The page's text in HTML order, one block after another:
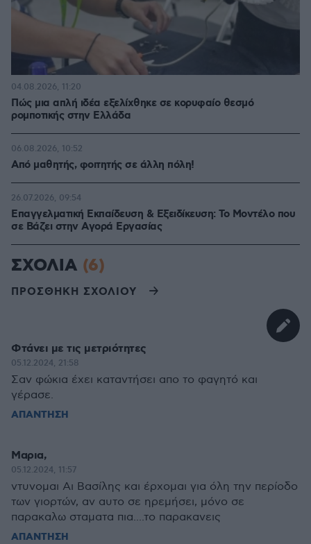
Πώς μια απλή ιδέα εξελίχθηκε σε κορυφαίο θεσμό
ρομποτικής στην Ελλάδα
04.08.2026, 11:20
Από μαθητής, φοιτητής σε άλλη πόλη!
06.08.2026, 10:52
Επαγγελματική Εκπαίδευση & Εξειδίκευση: Το Mοντέλο που
σε Bάζει στην Aγορά Eργασίας
26.07.2026, 09:54
ΣΧΟΛΙΑ (6)
ΠΡΟΣΘΗΚΗ ΣΧΟΛΙΟΥ
Φτάνει με τις μετριότητες
05.12.2024, 21:58
Σαν φώκια έχει καταντήσει απο το φαγητό και
γέρασε.
ΑΠΑΝΤΗΣΗ
Μαρια,
05.12.2024, 11:57
ντυνομαι Αι Βασίλης και έρχομαι για όλη την περίοδο
των γιορτών, αν αυτο σε ηρεμήσει, μόνο σε
παρακαλω σταματα πια....το παρακανεις
ΑΠΑΝΤΗΣΗ